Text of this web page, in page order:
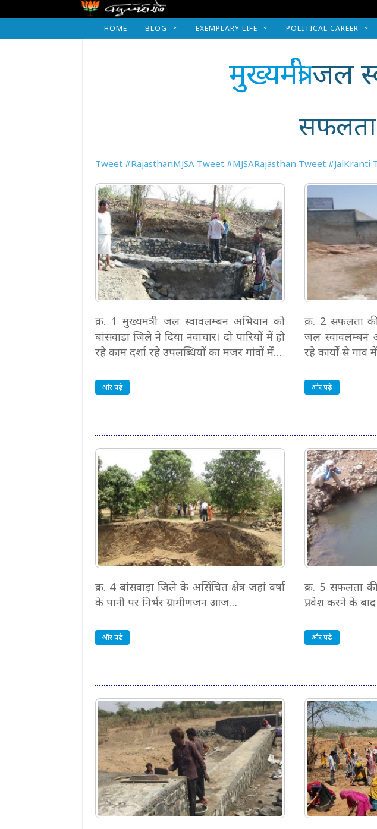
HOME BLOG EXEMPLARY LIFE POLITICAL CAREER
मुख्यमंत्रीजल
सफलता
Tweet #RajasthanMJSA Tweet #MJSARajasthan Tweet #JalKranti
क्र. 1 मुख्यमंत्री जल स्वावलम्बन अभियान को
बांसवाड़ा जिले ने दिया नवाचार। दो पारियों में हो
रहे काम दर्शा रहे उपलब्धियों का मंजर गांवों में…
और पढ़े
क्र. 2 सफलता
जल स्वावलम्बन
रहे कार्यों से
और पढ़े
क्र. 4 बांसवाड़ा जिले के असिंचित क्षेत्र जहां वर्षा
के पानी पर निर्भर ग्रामीणजन आज…
और पढ़े
क्र. 5 सफलता
प्रवेश करने के
और पढ़े